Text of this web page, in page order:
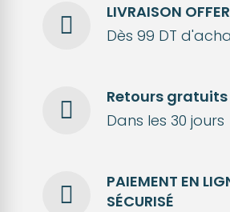
LIVRAISON
Dès 99 DT
Retours gratuits
Dans les 30 jours
PAIEMENT EN
SÉCURISÉ